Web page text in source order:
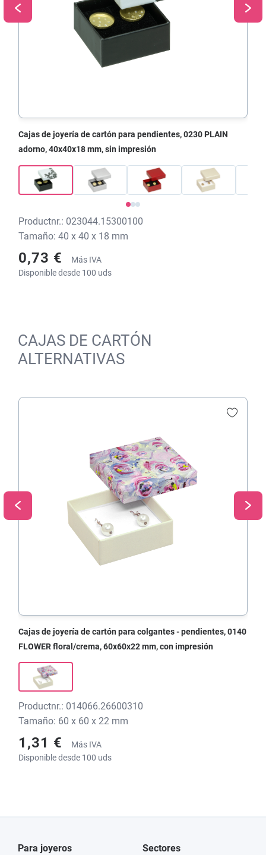
Cajas de joyería de cartón para pendientes, 0230 PLAIN
adorno, 40x40x18 mm, sin impresión
Productnr.: 023044.15300100
Tamaño: 40 x 40 x 18 mm
0,73 €
Más IVA
Disponible desde 100 uds
CAJAS DE CARTÓN
ALTERNATIVAS
Cajas de joyería de cartón para colgantes - pendientes, 0140
FLOWER floral/crema, 60x60x22 mm, con impresión
Productnr.: 014066.26600310
Tamaño: 60 x 60 x 22 mm
1,31 €
Más IVA
Disponible desde 100 uds
Para joyeros Sectores